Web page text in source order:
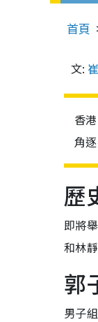
首頁
文:
香
角
歷
即將
和林
郭
男子